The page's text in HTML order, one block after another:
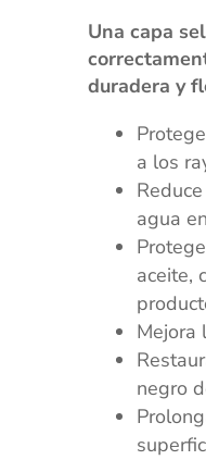
Una capa
duradera y
a los
agua
aceite,
Mejora
negro